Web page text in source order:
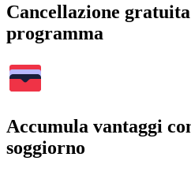
Cancellazione
programma
Accumula vantaggi
soggiorno